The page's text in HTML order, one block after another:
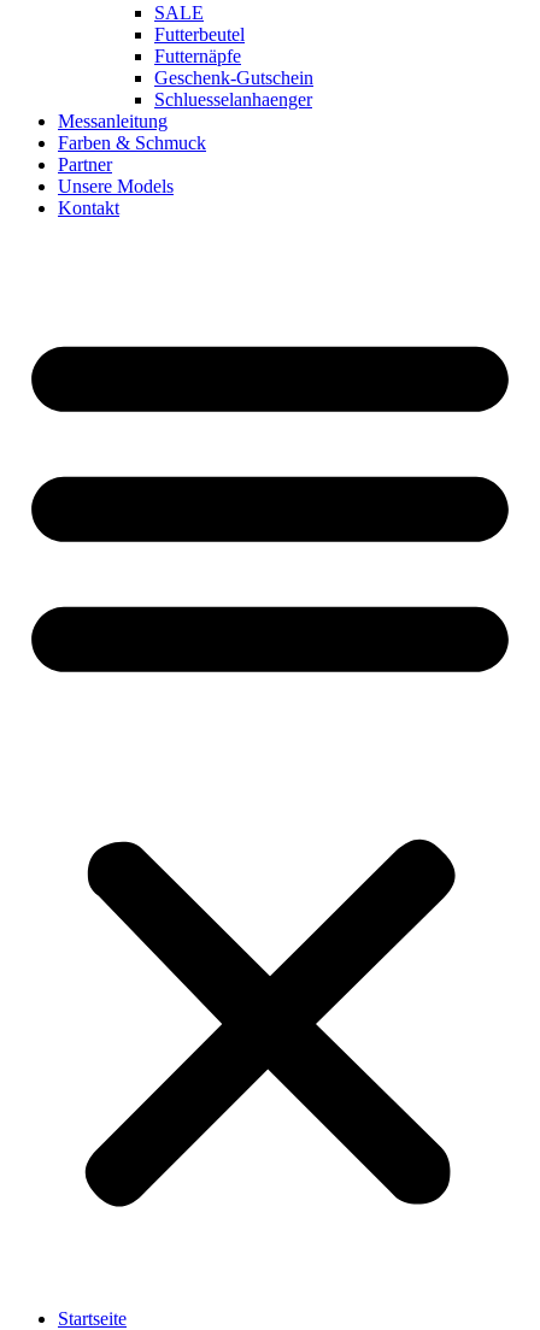
SALE
Futterbeutel
Futternäpfe
Geschenk-Gutschein
Schluesselanhaenger
Messanleitung
Farben & Schmuck
Partner
Unsere Models
Kontakt
Startseite